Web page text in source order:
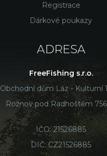
Registrace
Dárkové poukazy
ADRESA
FreeFishing s.r.o.
Obchodní dům Láz - Kulturní
Rožnov pod Radhoštěm 756
IČO: 21526885
DIČ: CZ21526885